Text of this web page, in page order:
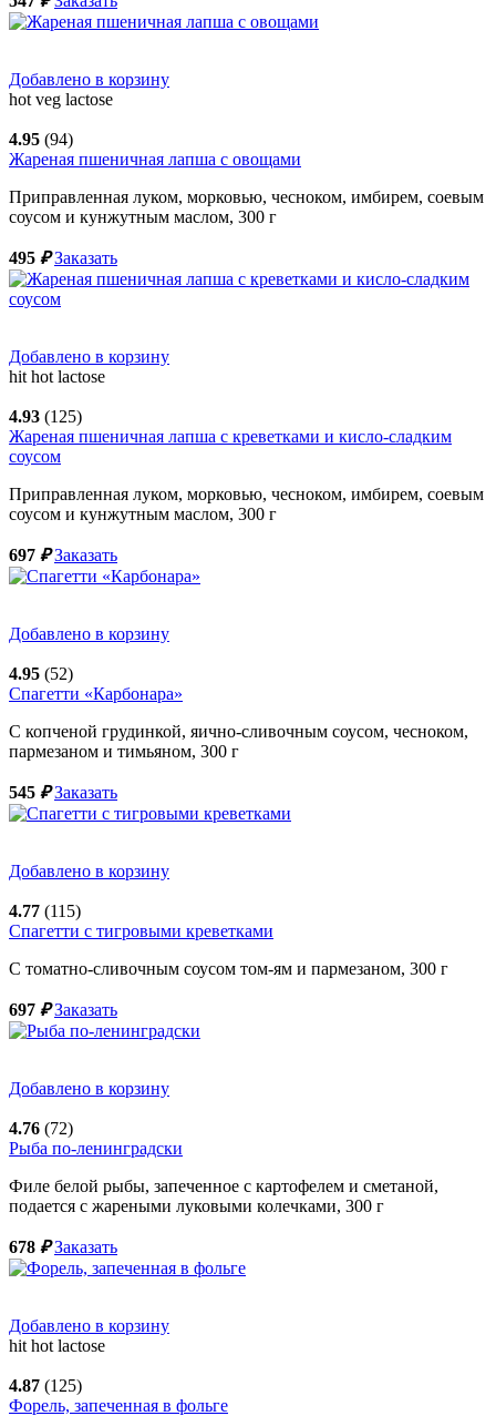
Добавлено в корзину
hot veg lactose
4.95 (94)
Жареная пшеничная лапша с овощами
Приправленная луком, морковью, чесноком, имбирем, соевым
соусом и кунжутным маслом, 300 г
495 ₽ Заказать
Добавлено в корзину
hit hot lactose
4.93 (125)
Жареная пшеничная лапша с креветками и кисло-сладким
соусом
Приправленная луком, морковью, чесноком, имбирем, соевым
соусом и кунжутным маслом, 300 г
697 ₽ Заказать
Добавлено в корзину
4.95 (52)
Спагетти «Карбонара»
С копченой грудинкой, яично-сливочным соусом, чесноком,
пармезаном и тимьяном, 300 г
545 ₽ Заказать
Добавлено в корзину
4.77 (115)
Спагетти с тигровыми креветками
С томатно-сливочным соусом том-ям и пармезаном, 300 г
697 ₽ Заказать
Добавлено в корзину
4.76 (72)
Рыба по-ленинградски
Филе белой рыбы, запеченное с картофелем и сметаной,
подается с жареными луковыми колечками, 300 г
678 ₽ Заказать
Добавлено в корзину
hit hot lactose
4.87 (125)
Форель, запеченная в фольге